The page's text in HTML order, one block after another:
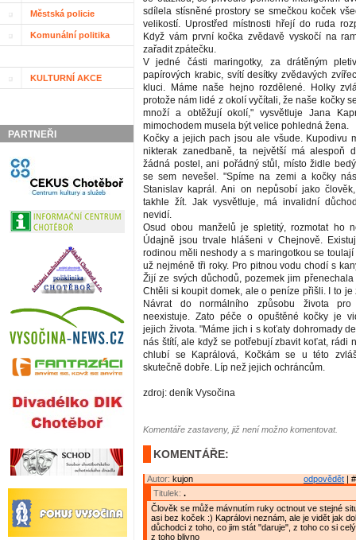
Městská policie
Komunální politika
KULTURNÍ AKCE
PARTNEŘI
sdílela stísněné prostory se smečkou koček
velikostí. Uprostřed místnosti hřejí do ruda
Když vám první kočka zvědavě vyskočí na
zařadit zpátečku.
V jedné části maringotky, za drátěným
papírových krabic, svítí desítky zvědavých
kluci. Máme naše hejno rozdělené. Holky
protože nám lidé z okolí vyčítali, že naše kočky
množí a obtěžují okolí," vysvětluje Jana
mimochodem musela být velice pohledná žena.
Kočky a jejich pach jsou ale všude. Kupodivu
nikterak zanedbaně, ta největší má alespoň
žádná postel, ani pořádný stůl, místo židle
se sem nevešel. "Spíme na zemi a kočky
Stanislav kaprál. Ani on nepůsobí jako
takhle žít. Jak vysvětluje, má invalidní
nevidí.
Osud obou manželů je spletitý, rozmotat ho
Údajně jsou trvale hlášeni v Chejnově.
rodinou měli neshody a s maringotkou se
už nejméně tři roky. Pro pitnou vodu chodí s
Žijí ze svých důchodů, pozemek jim
Chtěli si koupit domek, ale o peníze přišli. I to je
Návrat do normálního způsobu života
neexistuje. Zato péče o opuštěné kočky je
jejich života. "Máme jich i s koťaty dohromady
nás štítí, ale když se potřebují zbavit koťat, rádi
chlubí se Kaprálová, Kočkám se u této
skutečně dobře. Líp než jejich ochráncům.
zdroj: deník Vysočina
Komentáře zastaveny, již není možno komentovat.
KOMENTÁŘE:
odpovědět |
Autor: kujon
Titulek: .
Člověk se může mávnutím ruky octnout ve stejné
asi bez koček :) Kaprálovi neznám, ale je vidět jak
důchodci z toho, co jim stát "daruje", z toho co si
z toho blivno